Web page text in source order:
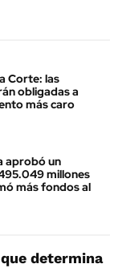
Corte: las
obligadas a
más caro
aprobó un
millones
más fondos al
determina